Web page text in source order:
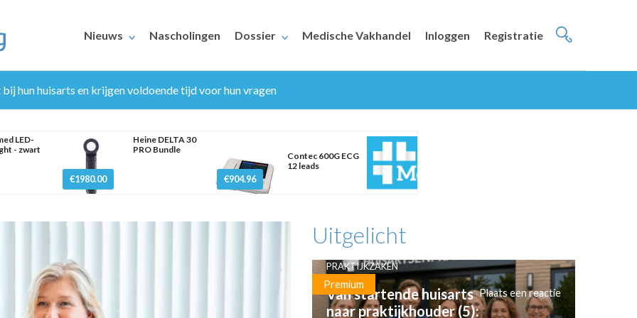
Nieuws Nascholingen Dossier Medische Vakhandel Inloggen Registratie
hun huisarts en krijgen voldoende tijd voor hun vragen
LED-
- zwart
€1980.00
Heine DELTA 30
PRO Bundle
€904.96
Contec 600G ECG
12 leads
Uitgelicht
Premium
PRAKTIJKZAKEN
Van startende huisarts
naar praktijkhouder (5):
Plaats een reactie